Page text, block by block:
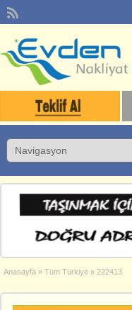
Anasayfa » Tüm Türkiye » 222413